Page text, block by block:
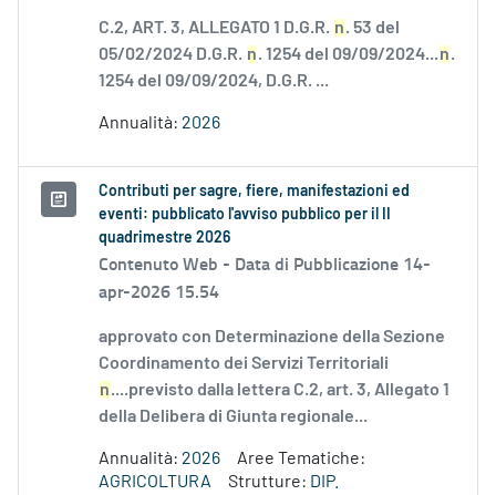
C.2, ART. 3, ALLEGATO 1 D.G.R. n. 53 del
05/02/2024 D.G.R. n. 1254 del 09/09/2024...n.
1254 del 09/09/2024, D.G.R. ...
Annualità: 2026
Contributi per sagre, fiere, manifestazioni ed
eventi: pubblicato l'avviso pubblico per il II
quadrimestre 2026
Contenuto Web - Data di Pubblicazione 14-
apr-2026 15.54
approvato con Determinazione della Sezione
Coordinamento dei Servizi Territoriali
n....previsto dalla lettera C.2, art. 3, Allegato 1
della Delibera di Giunta regionale...
Annualità: 2026
Aree Tematiche:
AGRICOLTURA
Strutture: DIP.